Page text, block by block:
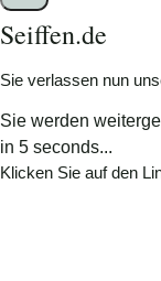
Schließen
Seiffen.de
Sie verlassen nun
Sie werden
in 5 seconds...
Klicken Sie auf den